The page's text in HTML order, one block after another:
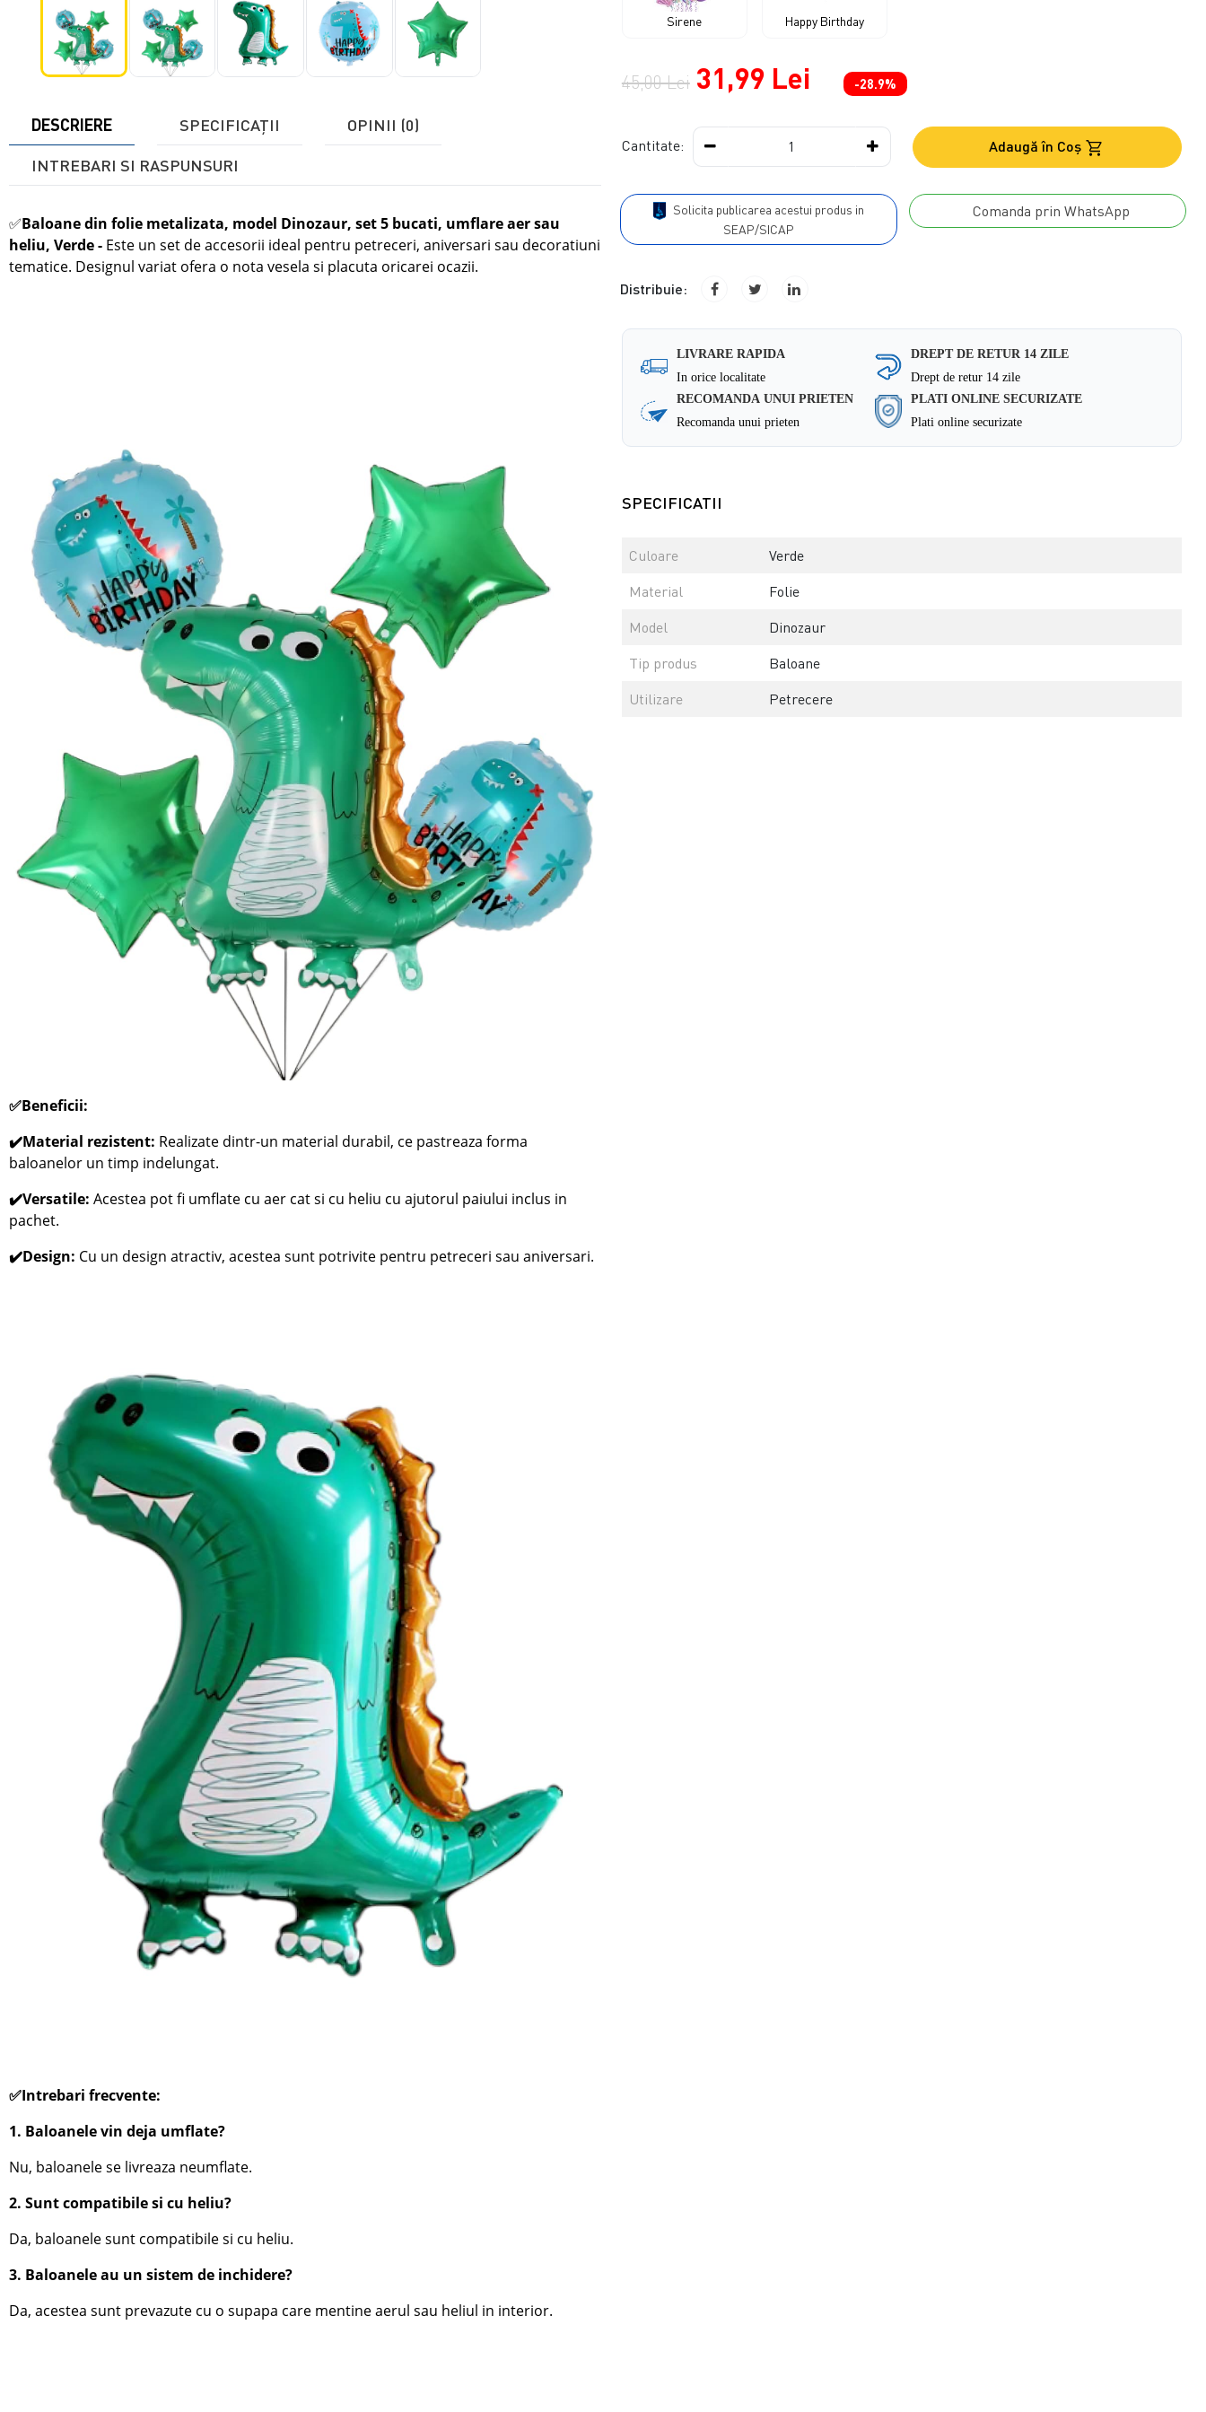
DESCRIERE SPECIFICAŢII OPINII (0)
INTREBARI SI RASPUNSURI
✅Baloane din folie metalizata, model Dinozaur, set 5 bucati, umflare aer sau
heliu, Verde- Este un set de accesorii ideal pentru petreceri, aniversari sau decoratiuni
tematice. Designul variat ofera o nota vesela si placuta oricarei ocazii.
✅Beneficii:
✔️Material rezistent: Realizate dintr-un material durabil, ce pastreaza forma
baloanelor un timp indelungat.
✔️Versatile:Acestea pot fi umflate cu aer cat si cu heliu cu ajutorul paiului inclus in
pachet.
✔️Design: Cu un design atractiv, acestea sunt potrivite pentru petreceri sau aniversari.
✅Intrebari frecvente:
1. Baloanele vin deja umflate?
Nu, baloanele se livreaza neumflate.
2. Sunt compatibile si cu heliu?
Da, baloanele sunt compatibile si cu heliu.
3. Baloanele au un sistem de inchidere?
Da, acestea sunt prevazute cu o supapa care mentine aerul sau heliul in interior.
Sirene Happy Birthday
45,00 Lei 31,99 Lei -28.9%
Cantitate: Adaugă în Coş
SEAP/SICAP
Comanda prin WhatsApp
Distribuie:
LIVRARE RAPIDA
In orice localitate
DREPT DE RETUR 14 ZILE
Drept de retur 14 zile
RECOMANDA UNUI PRIETEN
Recomanda unui prieten
PLATI ONLINE SECURIZATE
Plati online securizate
SPECIFICATII
Culoare
Verde
Material
Folie
Model
Dinozaur
Tip produs
Baloane
Utilizare
Petrecere